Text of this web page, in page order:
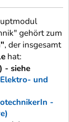
gehört zum
, der insgesamt
hat:
- siehe
und
-